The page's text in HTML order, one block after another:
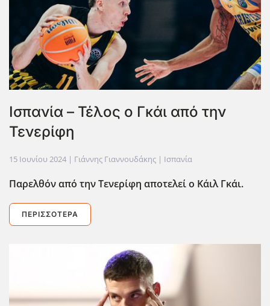
Ισπανία – Τέλος ο Γκάι από την
Τενερίφη
15 Ιουνίου 2024 | Γιάννης Γιαννουδάκης | Ισπανία
Παρελθόν από την Τενερίφη αποτελεί ο Κάιλ Γκάι.
ΠΕΡΙΣΣΌΤΕΡΑ